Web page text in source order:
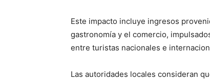
Este impacto incluye ingresos
gastronomía y el comercio,
entre turistas nacionales e
Las autoridades locales consideran